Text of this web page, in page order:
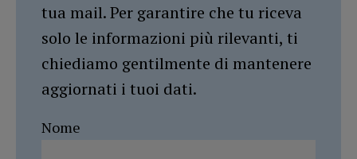
tua mail. Per garantire che tu riceva
solo le informazioni più rilevanti, ti
chiediamo gentilmente di mantenere
aggiornati i tuoi dati.
Nome